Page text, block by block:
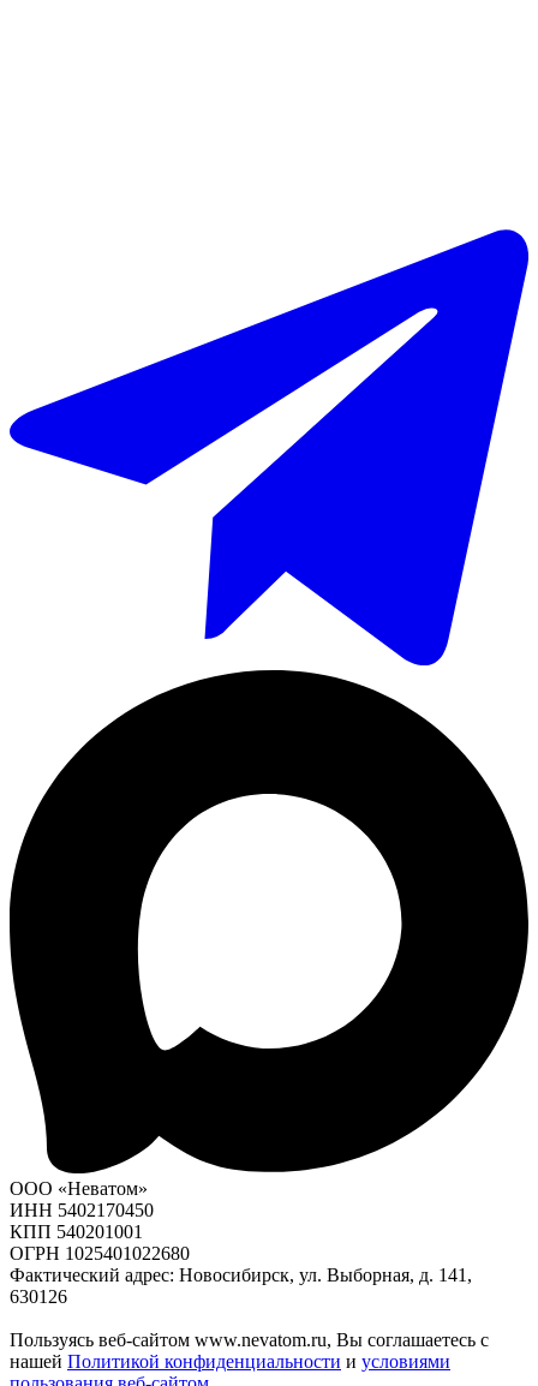
ООО «Неватом»
ИНН 5402170450
КПП 540201001
ОГРН 1025401022680
Фактический адрес: Новосибирск, ул. Выборная, д. 141,
630126
Пользуясь веб-сайтом www.nevatom.ru, Вы соглашаетесь с
нашей Политикой конфиденциальности и условиями